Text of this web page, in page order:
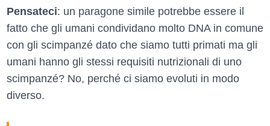
Pensateci: un paragone simile potrebbe essere il
fatto che gli umani condividano molto DNA in comune
con gli scimpanzé dato che siamo tutti primati ma gli
umani hanno gli stessi requisiti nutrizionali di uno
scimpanzé? No, perché ci siamo evoluti in modo
diverso.